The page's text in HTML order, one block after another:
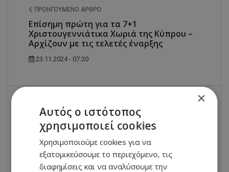
ΠΡΟΗΓΟΎΜΕΝΟ ΆΡΘΡΟ
Επίσημη πρώτη για τα 7+1
Χριστουγεννιάτικα Χωριά της Κύπρου –
Αρχίζουν με τις τελετές έναρξης
23.11.2024 - 07:20
ΕΠΌΜΕΝΟ ΆΡΘΡΟ
Προ των πυλών η εποχική γρίπη: Πότε
αναμένεται έξαρση και ποιοι πρέπει να
εμβολιαστούν - Τι πρέπει να προσέξουμε
23.11.2024 - 07:25
×
Αυτός ο ιστότοπος
χρησιμοποιεί cookies
Χρησιμοποιούμε cookies για να
εξατομικεύσουμε το περιεχόμενο, τις
διαφημίσεις και να αναλύσουμε την